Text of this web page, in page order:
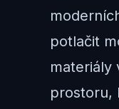
potlačit
materiály
prostoru,